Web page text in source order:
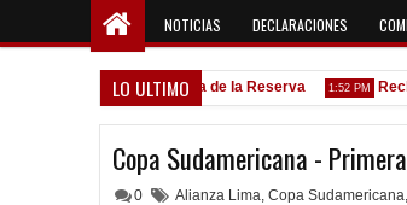
NOTICIAS DECLARACIONES
LO ULTIMO
Goleada histórica de la Reserva 1:52 PM
Copa Sudamericana -
0 Alianza Lima, Copa Sudamericana,